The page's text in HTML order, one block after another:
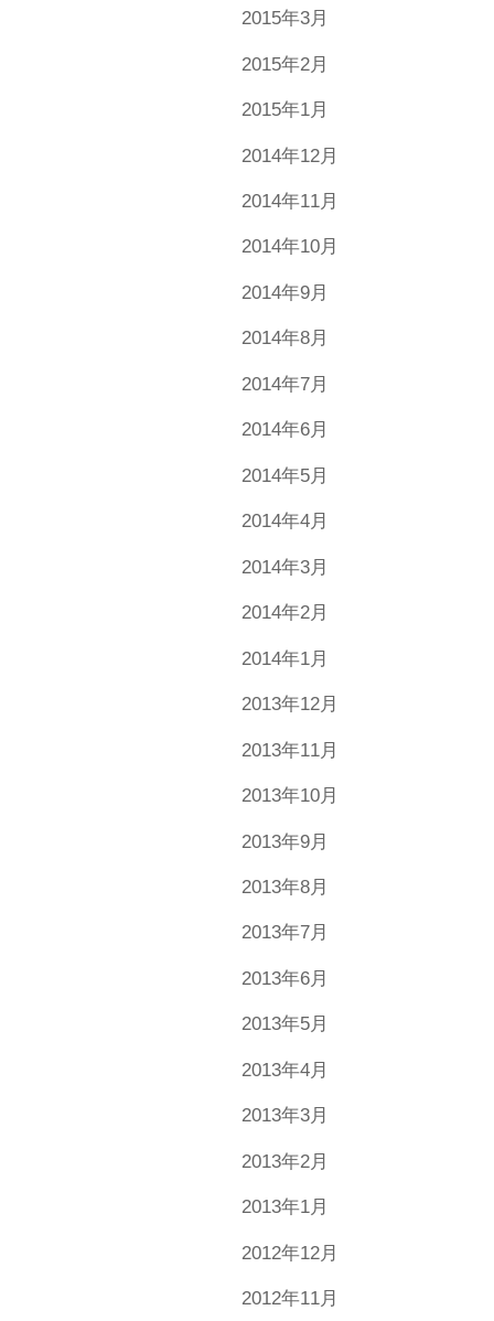
2015年3月
2015年2月
2015年1月
2014年12月
2014年11月
2014年10月
2014年9月
2014年8月
2014年7月
2014年6月
2014年5月
2014年4月
2014年3月
2014年2月
2014年1月
2013年12月
2013年11月
2013年10月
2013年9月
2013年8月
2013年7月
2013年6月
2013年5月
2013年4月
2013年3月
2013年2月
2013年1月
2012年12月
2012年11月